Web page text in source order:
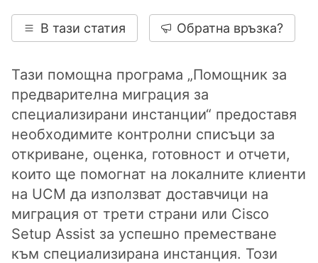
В тази статия Обратна връзка?
Тази помощна програма „Помощник за
предварителна миграция за
специализирани инстанции“ предоставя
необходимите контролни списъци за
откриване, оценка, готовност и отчети,
които ще помогнат на локалните клиенти
на UCM да използват доставчици на
миграция от трети страни или Cisco
Setup Assist за успешно преместване
към специализирана инстанция. Този